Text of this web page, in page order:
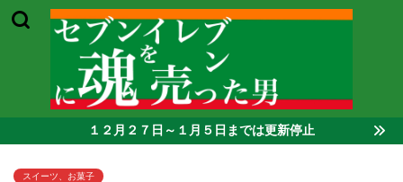
１２月２７日～１月５日までは更新停止
スイーツ、お菓子